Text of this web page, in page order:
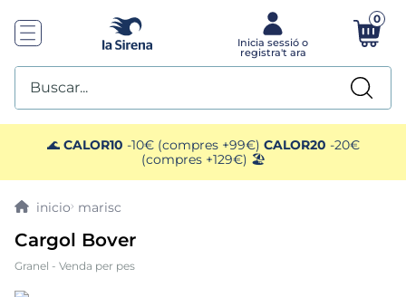
0
Buscar...
🌊 CALOR10 -10€ (compres +99€) CALOR20 -20€
(compres +129€) 🏖️
marisc
Cargol Bover
Granel - Venda per pes
TOP SEARCHES
1. helados sirena
3. patatas